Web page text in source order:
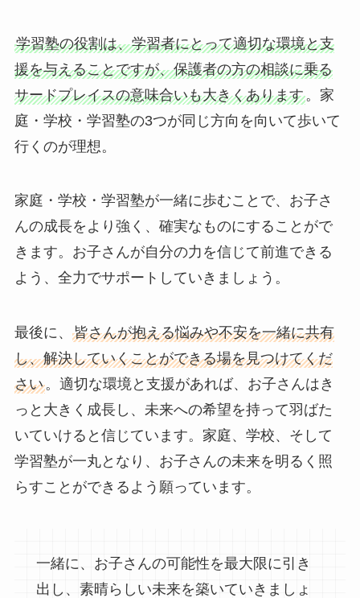
学習塾の役割は、学習者にとって適切な環境と支
援を与えることですが、保護者の方の相談に乗る
サードプレイスの意味合いも大きくあります。家
庭・学校・学習塾の3つが同じ方向を向いて歩いて
行くのが理想。
家庭・学校・学習塾が一緒に歩むことで、お子さ
んの成長をより強く、確実なものにすることがで
きます。お子さんが自分の力を信じて前進できる
よう、全力でサポートしていきましょう。
最後に、 皆さんが抱える悩みや不安を一緒に共有
し、解決していくことができる場を見つけてくだ
さい。適切な環境と支援があれば、お子さんはき
っと大きく成長し、未来への希望を持って羽ばた
いていけると信じています。家庭、学校、そして
学習塾が一丸となり、お子さんの未来を明るく照
らすことができるよう願っています。
一緒に、お子さんの可能性を最大限に引き
出し、素晴らしい未来を築いていきましょ